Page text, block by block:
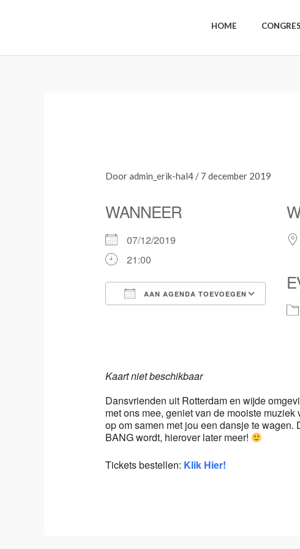
inhoud
HOME CONGRES
Dooradmin_erik-hal4 / 7 december 2019
WANNEER
07/12/2019
21:00
AAN AGENDA TOEVOEGEN
Kaart niet beschikbaar
Dansvrienden uit Rotterdam en wijde
met ons mee, geniet van de mooiste
op om samen met jou een dansje te wagen.
BANG wordt, hierover later meer!
Tickets bestellen: Klik Hier!